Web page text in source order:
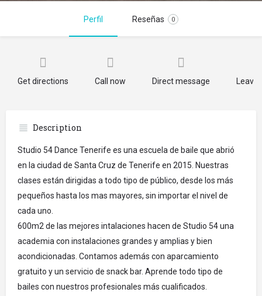
Perfil Reseñas 0
Get directions Call now Direct message
Description
Studio 54 Dance Tenerife es una escuela de baile que abrió
en la ciudad de Santa Cruz de Tenerife en 2015. Nuestras
clases están dirigidas a todo tipo de público, desde los más
pequeños hasta los mas mayores, sin importar el nivel de
cada uno.
600m2 de las mejores intalaciones hacen de Studio 54 una
academia con instalaciones grandes y amplias y bien
acondicionadas. Contamos además con aparcamiento
gratuito y un servicio de snack bar. Aprende todo tipo de
bailes con nuestros profesionales más cualificados.